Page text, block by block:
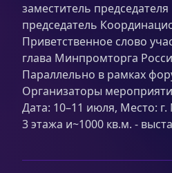
заместитель
председатель
Приветственное слово
глава Минпромторга
Параллельно в рамках
Организаторы
Дата: 10–11 июля, Место:
3 этажа и~1000 кв.м. -